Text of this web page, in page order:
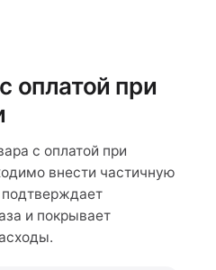
оплатой при
с оплатой при
внести частичную
и покрывает